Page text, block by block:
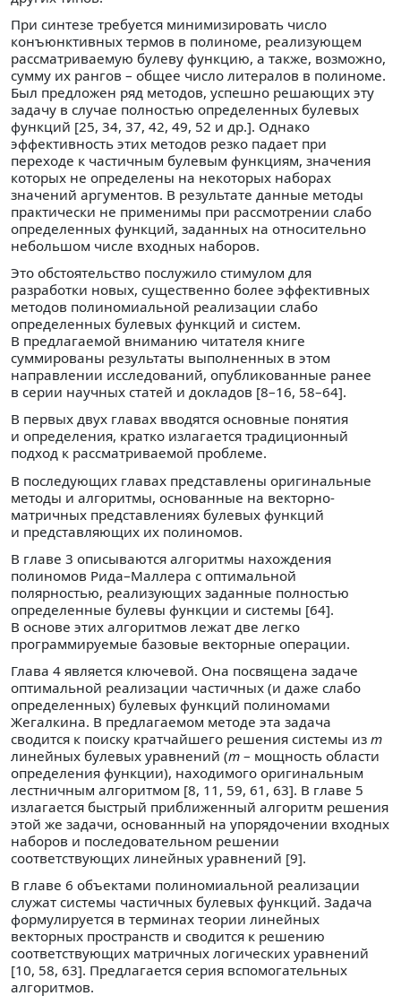
При синтезе требуется минимизировать число
конъюнктивных термов в полиноме, реализующем
рассматриваемую булеву функцию, а также, возможно,
сумму их рангов – общее число литералов в полиноме.
Был предложен ряд методов, успешно решающих эту
задачу в случае полностью определенных булевых
функций [25, 34, 37, 42, 49, 52 и др.]. Однако
эффективность этих методов резко падает при
переходе к частичным булевым функциям, значения
которых не определены на некоторых наборах
значений аргументов. В результате данные методы
практически не применимы при рассмотрении слабо
определенных функций, заданных на относительно
небольшом числе входных наборов.
Это обстоятельство послужило стимулом для
разработки новых, существенно более эффективных
методов полиномиальной реализации слабо
определенных булевых функций и систем.
В предлагаемой вниманию читателя книге
суммированы результаты выполненных в этом
направлении исследований, опубликованные ранее
в серии научных статей и докладов [8–16, 58–64].
В первых двух главах вводятся основные понятия
и определения, кратко излагается традиционный
подход к рассматриваемой проблеме.
В последующих главах представлены оригинальные
методы и алгоритмы, основанные на векторно-
матричных представлениях булевых функций
и представляющих их полиномов.
В главе 3 описываются алгоритмы нахождения
полиномов Рида–Маллера с оптимальной
полярностью, реализующих заданные полностью
определенные булевы функции и системы [64].
В основе этих алгоритмов лежат две легко
программируемые базовые векторные операции.
Глава 4 является ключевой. Она посвящена задаче
оптимальной реализации частичных (и даже слабо
определенных) булевых функций полиномами
Жегалкина. В предлагаемом методе эта задача
сводится к поиску кратчайшего решения системы из m
линейных булевых уравнений (m – мощность области
определения функции), находимого оригинальным
лестничным алгоритмом [8, 11, 59, 61, 63]. В главе 5
излагается быстрый приближенный алгоритм решения
этой же задачи, основанный на упорядочении входных
наборов и последовательном решении
соответствующих линейных уравнений [9].
В главе 6 объектами полиномиальной реализации
служат системы частичных булевых функций. Задача
формулируется в терминах теории линейных
векторных пространств и сводится к решению
соответствующих матричных логических уравнений
[10, 58, 63]. Предлагается серия вспомогательных
алгоритмов.